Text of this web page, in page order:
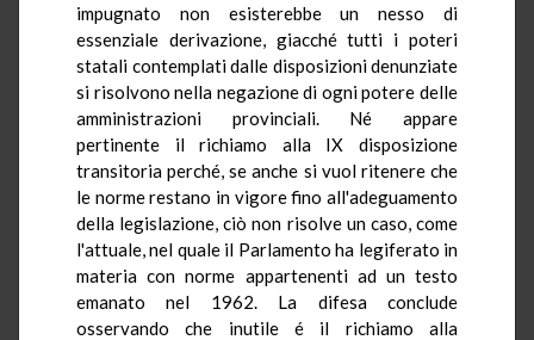
impugnato non esisterebbe un nesso di
essenziale derivazione, giacché tutti i poteri
statali contemplati dalle disposizioni denunziate
si risolvono nella negazione di ogni potere delle
amministrazioni provinciali. Né appare
pertinente il richiamo alla IX disposizione
transitoria perché, se anche si vuol ritenere che
le norme restano in vigore fino all'adeguamento
della legislazione, ciò non risolve un caso, come
l'attuale, nel quale il Parlamento ha legiferato in
materia con norme appartenenti ad un testo
emanato nel 1962. La difesa conclude
osservando che inutile é il richiamo alla